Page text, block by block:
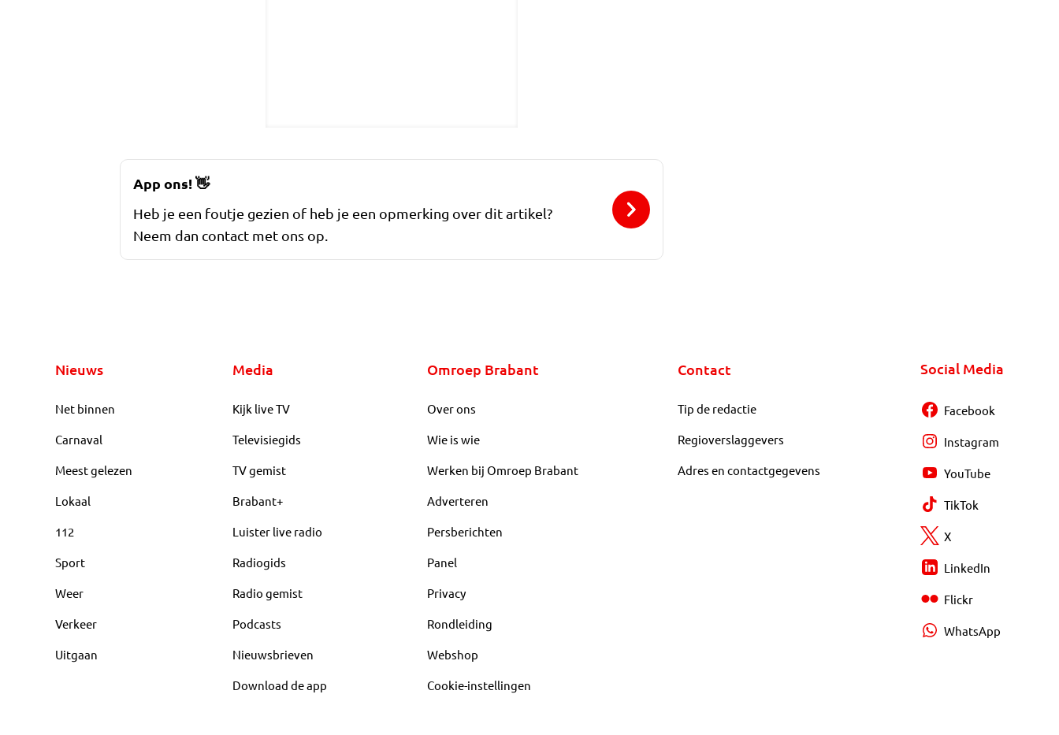
App ons!👋
Heb je een foutje gezien of heb je een opmerking over dit artikel?
Neem dan contact met ons op.
Nieuws
Net binnen
Carnaval
Meest gelezen
Lokaal
112
Sport
Weer
Verkeer
Uitgaan
Media
Kijk live TV
Televisiegids
TV gemist
Brabant+
Luister live radio
Radiogids
Radio gemist
Podcasts
Nieuwsbrieven
Download de app
Omroep Brabant
Over ons
Wie is wie
Werken bij Omroep Brabant
Adverteren
Persberichten
Panel
Privacy
Rondleiding
Webshop
Cookie-instellingen
Contact
Tip de redactie
Regioverslaggevers
Adres en contactgegevens
Social Media
Facebook
Instagram
YouTube
TikTok
X
LinkedIn
Flickr
WhatsApp